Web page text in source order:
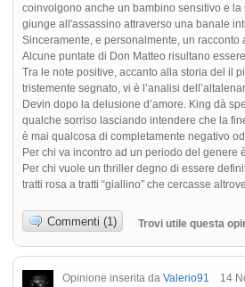
coinvolgono anche un bambino sensitivo e la
giunge all'assassino attraverso una banale
Sinceramente, e personalmente, un racconto
Alcune puntate di Don Matteo risultano
Tra le note positive, accanto alla storia del il
tristemente segnato, vi è l’analisi
Devin dopo la delusione d’amore. King dà
qualche sorriso lasciando intendere che la
è mai qualcosa di completamente negativo
Per chi va incontro ad un periodo del genere
Per chi vuole un thriller degno di essere
tratti rosa a tratti “giallino” che cercasse
Commenti (1) Trovi utile questa
Opinione inserita da Valerio91 14